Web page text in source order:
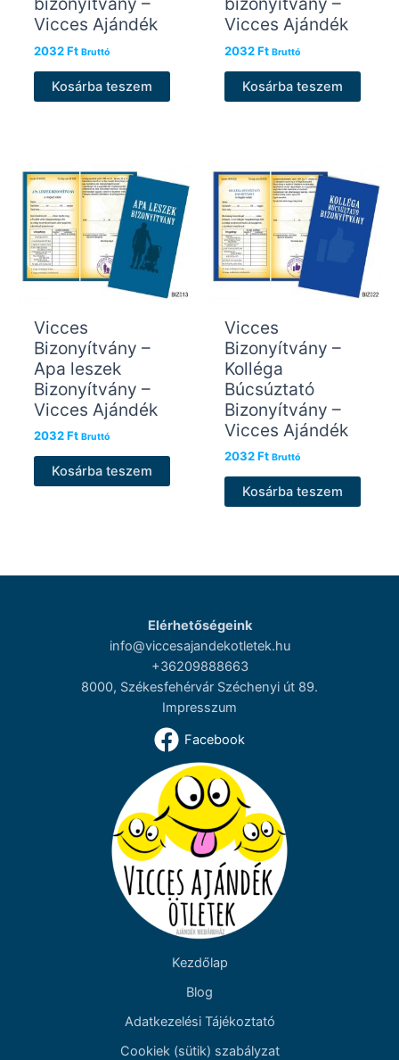
Vicces Ajándék
2032Ft Bruttó
Kosárba teszem
Vicces Ajándék
2032Ft Bruttó
Kosárba teszem
Vicces
Bizonyítvány –
Apa leszek
Bizonyítvány –
Vicces Ajándék
2032Ft Bruttó
Kosárba teszem
Vicces
Bizonyítvány –
Kolléga
Búcsúztató
Bizonyítvány –
Vicces Ajándék
2032Ft Bruttó
Kosárba teszem
Elérhetőségeink
info@viccesajandekotletek.hu
+36209888663
8000, Székesfehérvár Széchenyi út 89.
Impresszum
Facebook
Kezdőlap
Blog
Adatkezelési Tájékoztató
Cookiek (sütik) szabályzat